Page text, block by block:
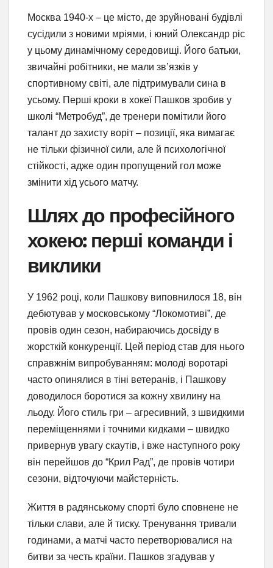
Москва 1940-х – це місто, де зруйновані будівлі
сусідили з новими мріями, і юний Олександр ріс
у цьому динамічному середовищі. Його батьки,
звичайні робітники, не мали зв’язків у
спортивному світі, але підтримували сина в
усьому. Перші кроки в хокеї Пашков зробив у
школі “Метробуд”, де тренери помітили його
талант до захисту воріт – позиції, яка вимагає
не тільки фізичної сили, але й психологічної
стійкості, адже один пропущений гол може
змінити хід усього матчу.
Шлях до професійного
хокею: перші команди і
виклики
У 1962 році, коли Пашкову виповнилося 18, він
дебютував у московському “Локомотиві”, де
провів один сезон, набираючись досвіду в
жорсткій конкуренції. Цей період став для нього
справжнім випробуванням: молоді воротарі
часто опинялися в тіні ветеранів, і Пашкову
доводилося боротися за кожну хвилину на
льоду. Його стиль гри – агресивний, з швидкими
переміщеннями і точними кидками – швидко
привернув увагу скаутів, і вже наступного року
він перейшов до “Крил Рад”, де провів чотири
сезони, відточуючи майстерність.
Життя в радянському спорті було сповнене не
тільки слави, але й тиску. Тренування тривали
годинами, а матчі часто перетворювалися на
битви за честь країни. Пашков згадував у